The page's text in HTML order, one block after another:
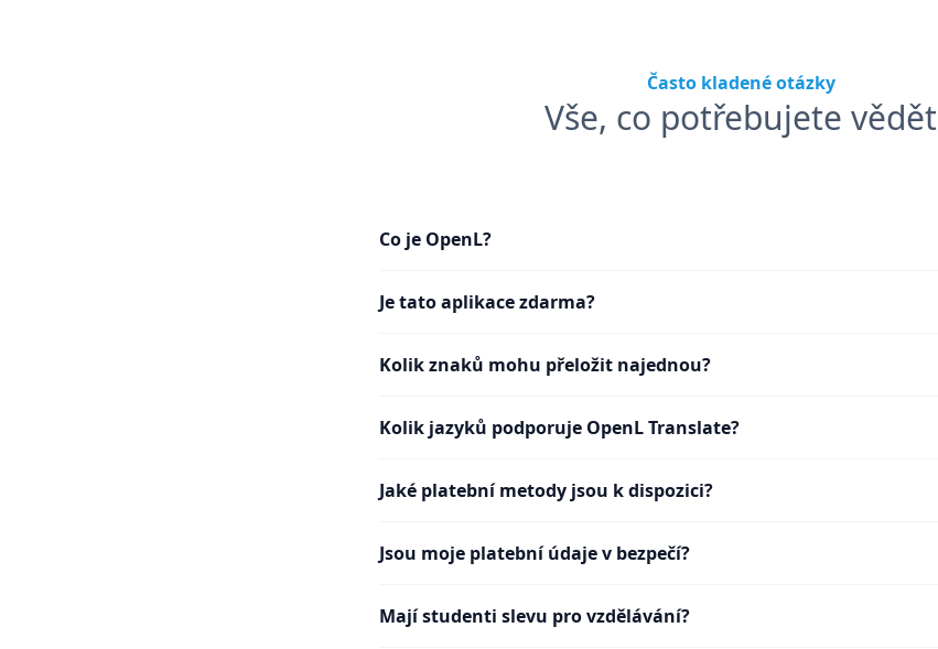
Často kladené otázky
Vše, co potřebujete vědět
Co je OpenL?
Je tato aplikace zdarma?
Kolik znaků mohu přeložit najednou?
Kolik jazyků podporuje OpenL Translate?
Jaké platební metody jsou k dispozici?
Jsou moje platební údaje v bezpečí?
Mají studenti slevu pro vzdělávání?